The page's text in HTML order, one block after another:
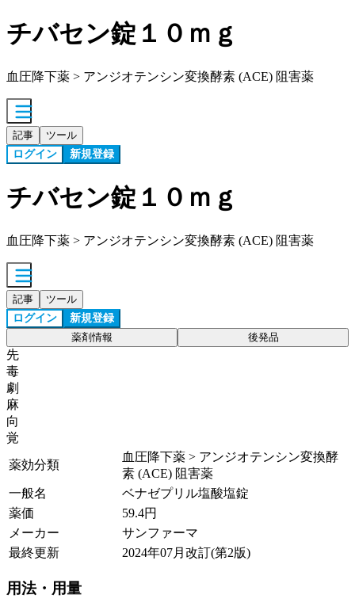
チバセン錠１０ｍｇ
血圧降下薬 > アンジオテンシン変換酵素 (ACE) 阻害薬
記事 ツール
ログイン 新規登録
チバセン錠１０ｍｇ
血圧降下薬 > アンジオテンシン変換酵素 (ACE) 阻害薬
記事 ツール
ログイン 新規登録
薬剤情報 後発品
先
毒
劇
麻
向
覚
薬効分類
血圧降下薬 > アンジオテンシン変換酵
素 (ACE) 阻害薬
一般名
ベナゼプリル塩酸塩錠
薬価
59.4円
メーカー
サンファーマ
最終更新
2024年07月改訂(第2版)
用法・用量